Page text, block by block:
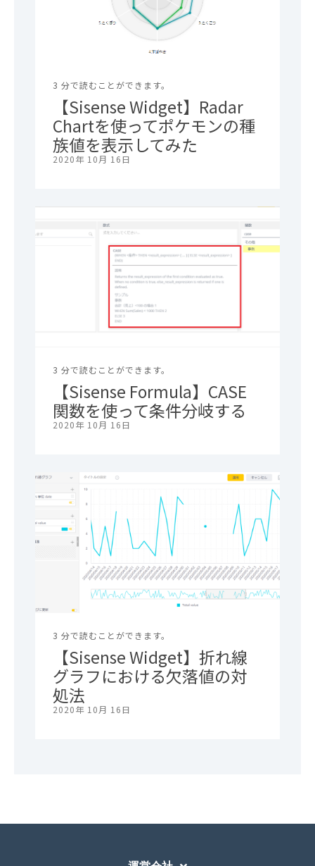
3 分で読むことができます。
【Sisense Widget】Radar
Chartを使ってポケモンの種
族値を表示してみた
2020年 10月 16日
3 分で読むことができます。
【Sisense Formula】CASE
関数を使って条件分岐する
2020年 10月 16日
3 分で読むことができます。
【Sisense Widget】折れ線
グラフにおける欠落値の対
処法
2020年 10月 16日